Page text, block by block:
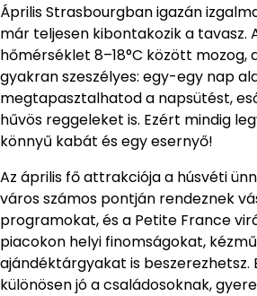
Április Strasbourgban igazán
már teljesen kibontakozik a tavasz.
hőmérséklet 8–18°C között mozog,
gyakran szeszélyes: egy-egy nap
megtapasztalhatod a napsütést,
hűvös reggeleket is. Ezért mindig
könnyű kabát és egy esernyő!
Az április fő attrakciója a húsvéti
város számos pontján rendeznek
programokat, és a Petite France
piacokon helyi finomságokat,
ajándéktárgyakat is beszerezhetsz.
különösen jó a családosoknak,